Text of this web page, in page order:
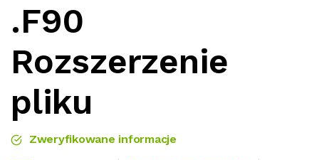
.F90
Rozszerzenie
pliku
Zweryfikowane informacje